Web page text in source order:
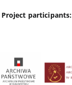
Project participants: